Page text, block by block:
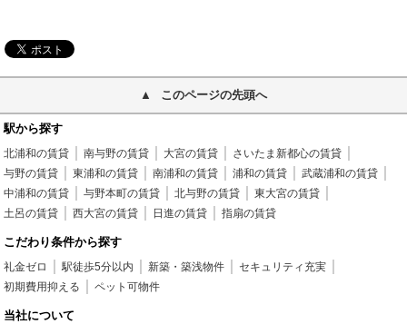
このページの先頭へ
駅から探す
北浦和の賃貸 南与野の賃貸 大宮の賃貸
さいたま新都心の賃貸
与野の賃貸
東浦和の賃貸 南浦和の賃貸 浦和の賃貸
武蔵浦和の賃貸
中浦和の賃貸
与野本町の賃貸 北与野の賃貸
東大宮の賃貸
土呂の賃貸
西大宮の賃貸 日進の賃貸 指扇の賃貸
こだわり条件から探す
礼金ゼロ 駅徒歩5分以内 新築・築浅物件
セキュリティ充実
初期費用抑える
ペット可物件
当社について